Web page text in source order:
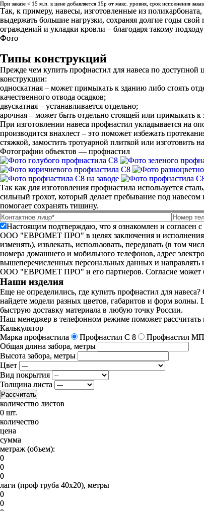
При заказе < 15 м.п. к цене добавляется 15р от макс. уровня, срок исполнения
Так, к примеру, навесы, изготовленные из
выдержать большие нагрузки, сохраняя долгие годы
ограждений и укладки кровли – благодаря такому
Фото
Типы конструкций
Прежде чем купить профнастил для навеса по доступной
конструкции:
односкатная – может примыкать к зданию либо стоять
качественного отвода осадков;
двускатная – устанавливается отдельно;
арочная – может быть отдельно стоящей или примыкать к
При изготовлении навеса профнастил укладывается на
производится внахлест – это поможет избежать
стяжкой, замостить тротуарной плиткой или изготовить
Фотографии объектов — профнастил
Так как для изготовления профнастила используется
сильный грохот, который делает пребывание под
помогает сохранять тишину.
Настоящим подтверждаю, что я ознакомлен и согласен
ООО "ЕВРОМЕТ ПРО" в целях заключения и исполнения
изменять), извлекать, использовать, передавать (в том
номера домашнего и мобильного телефонов, адрес
вышеперечисленных персональных данных и
ООО "ЕВРОМЕТ ПРО" и его партнеров. Согласие может
Наши изделия
Еще не определились, где купить профнастил для
найдете модели разных цветов, габаритов и форм волны.
быструю доставку материала в любую точку России.
Наш менеджер в телефонном режиме поможет рассчитать
Калькулятор
Марка профнастила
Профнастил C 8
Профнастил
Общая длина забора, метры
Высота забора, метры
Цвет
Вид покрытия
Толщина листа
Рассчитать
количество листов
0 шт.
количество
цена
сумма
метраж (объем):
0
0
0
лаги (проф труба 40х20), метры
0
0